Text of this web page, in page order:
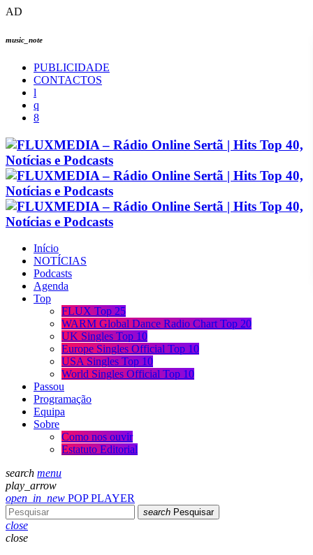
AD
music_note
PUBLICIDADE
CONTACTOS
Início
NOTÍCIAS
Podcasts
Agenda
Top
FLUX Top 25
WARM Global Dance Radio Chart Top 20
UK Singles Top 10
Europe Singles Official Top 10
USA Singles Top 10
World Singles Official Top 10
Passou
Programação
Equipa
Sobre
Como nos ouvir
Estatuto Editorial
search menu
play_arrow
open_in_new POP PLAYER
search Pesquisar
close
close